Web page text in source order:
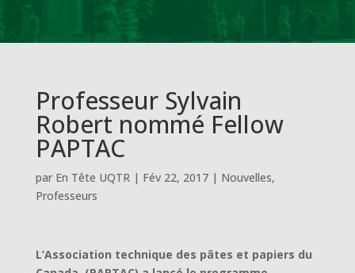
Professeur Sylvain
Robert nommé Fellow
PAPTAC
par En Tête UQTR| Fév 22, 2017| Nouvelles,
Professeurs
L’Association technique des pâtes et papiers du